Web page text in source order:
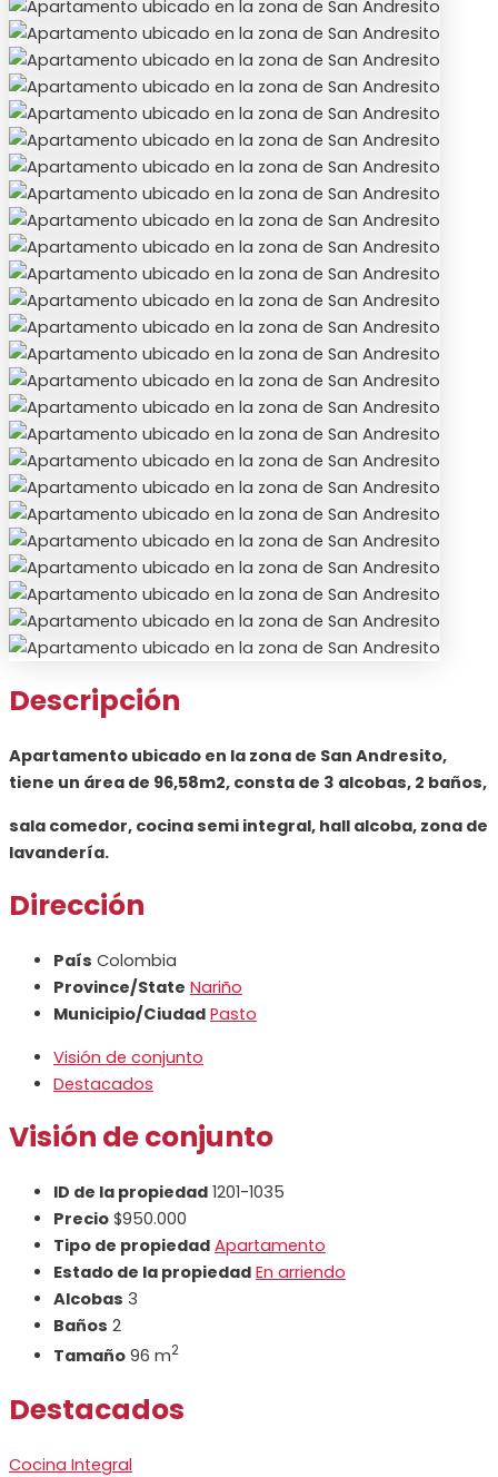
Descripción
Apartamento ubicado en la zona de San Andresito,
tiene un área de 96,58m2, consta de 3 alcobas, 2 baños,
sala comedor, cocina semi integral, hall alcoba, zona de
lavandería.
Dirección
País Colombia
Province/State Nariño
Municipio/Ciudad Pasto
Visión de conjunto
Destacados
Visión de conjunto
ID de la propiedad 1201-1035
Precio $950.000
Tipo de propiedad Apartamento
Estado de la propiedad En arriendo
Alcobas 3
Baños 2
Tamaño 96 m2
Destacados
Cocina Integral